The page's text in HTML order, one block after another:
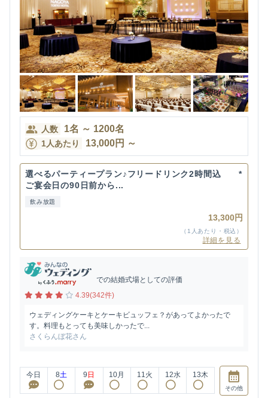
人数 1名 ～ 1200名
1人あたり 13,000円 ～
選べるパーティープラン♪フリードリンク2時間込 *
ご宴会日の90日前から...
飲み放題
13,300円
（1人あたり・税込）
詳細を見る
での結婚式場としての評価
4.39(342件)
ウェディングケーキとケーキビュッフェ？があってよかったで
す。料理もとっても美味しかったで...
さくらんぼ花さん
今日 8土 9 日 10月 11火 12水 13木
その他